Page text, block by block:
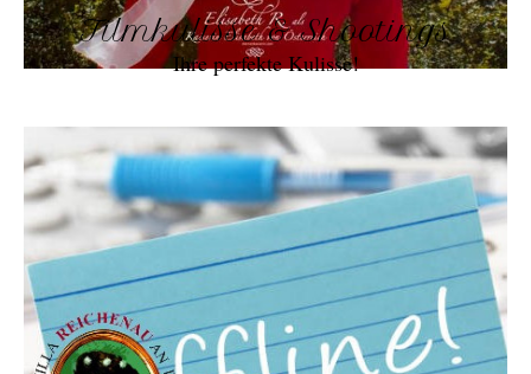
Filmkulisse & Shootings
Ihre perfekte Kulisse!